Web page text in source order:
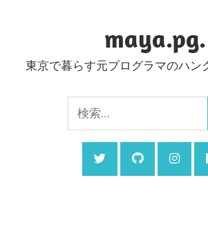
ン
maya.pg.
東京で暮らす元プログラマのハン
索: